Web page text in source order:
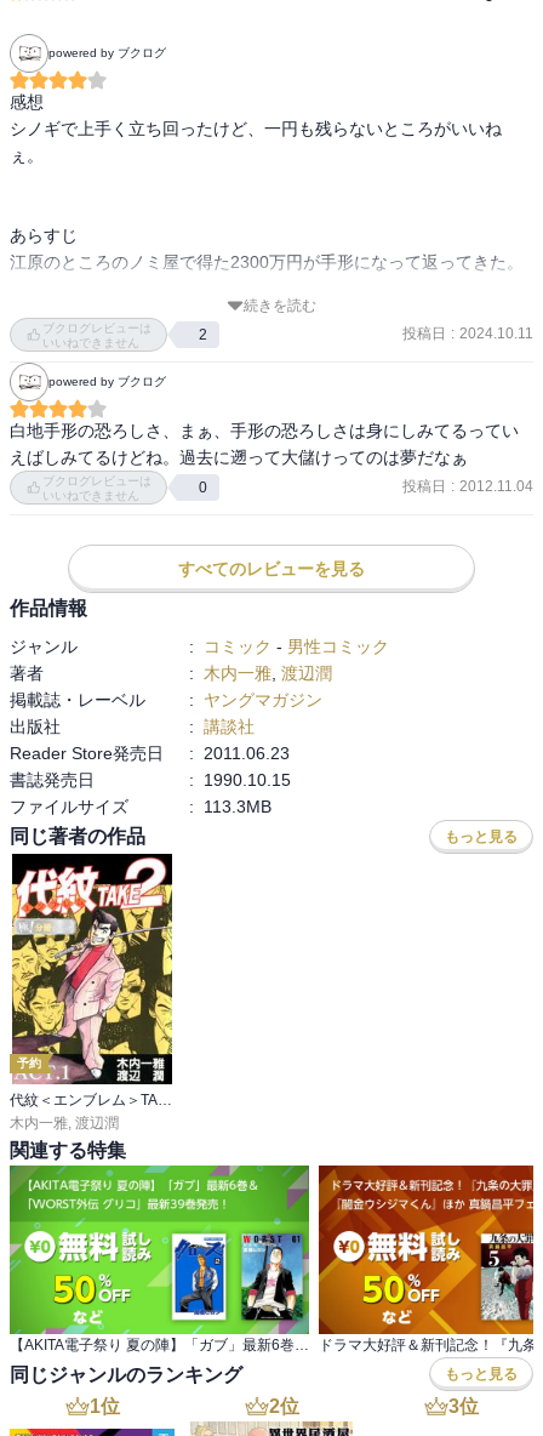
powered by ブクログ
感想
シノギで上手く立ち回ったけど、一円も残らないところがいいね
ぇ。
あらすじ
江原のところのノミ屋で得た2300万円が手形になって返ってきた。
手形を現金化しようと奮闘し、関東菊水会の鷹山とモメる。
最後は若頭の大西で出張ってもらい、手形を8000万円に化させる。
続きを読む
ブクログレビューは
いいねできません
2 投稿日 : 2024.10.11
powered by ブクログ
白地手形の恐ろしさ、まぁ、手形の恐ろしさは身にしみてるってい
えばしみてるけどね。過去に遡って大儲けってのは夢だなぁ
ブクログレビューは
いいねできません
0 投稿日 : 2012.11.04
すべてのレビューを見る
作品情報
ジャンル : コミック - 男性コミック
著者
: 木内一雅 渡辺潤
掲載誌・レーベル
:
ヤングマガジン
出版社
: 講談社
Reader Store発売日
:
2011.06.23
書誌発売日
:
1990.10.15
ファイルサイズ
: 113.3MB
同じ著者の作品 もっと見る
予約
代紋＜エンブレム＞TAKE2【極！分冊シリーズ】
木内一雅, 渡辺潤
関連する特集
【AKITA電子祭り 夏の陣】「ガブ」最新6巻＆ 「WORST外伝 グリコ」最新39巻発売！
同じジャンルのランキング もっと見る
1位 2位 3位